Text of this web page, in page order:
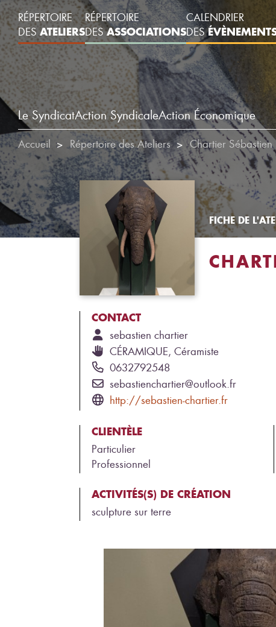
RÉPERTOIRE
DESATELIERS
RÉPERTOIRE
DESASSOCIATIONS
CALENDRIER
DES
Le SyndicatAction SyndicaleAction Économique
Accueil Répertoire des Ateliers Chartier Sébastien
FICHE DE
CONTACT
sebastien chartier
CÉRAMIQUE, Céramiste
0632792548
sebastienchartier@outlook.fr
http://sebastien-chartier.fr
CLIENTÈLE
Particulier
Professionnel
ACTIVITÉS(S) DE CRÉATION
sculpture sur terre